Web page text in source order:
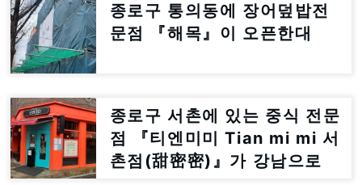
종로구 통의동에 장어덮밥전
문점 『해목』이 오픈한대
종로구 서촌에 있는 중식 전문
점 『티엔미미 Tian mi mi 서
촌점(甜密密)』가 강남으로